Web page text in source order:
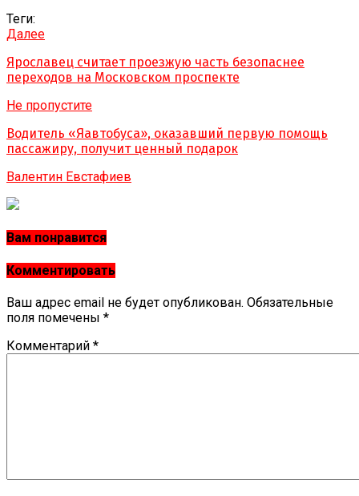
Теги:
Далее
Ярославец считает проезжую часть безопаснее
переходов на Московском проспекте
Не пропустите
Водитель «Яавтобуса», оказавший первую помощь
пассажиру, получит ценный подарок
Валентин Евстафиев
Вам понравится
Комментировать
Ваш адрес email не будет опубликован. Обязательные
поля помечены *
Комментарий *